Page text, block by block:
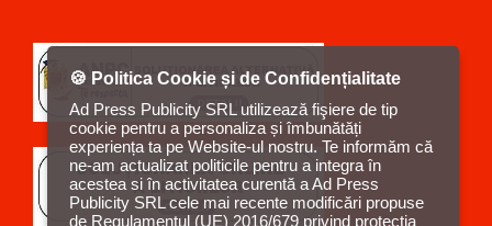
🍪 Politica Cookie și de Confidențialitate
Ad Press Publicity SRL utilizează fişiere de tip
cookie pentru a personaliza și îmbunătăți
experiența ta pe Website-ul nostru. Te informăm că
ne-am actualizat politicile pentru a integra în
acestea si în activitatea curentă a Ad Press
Publicity SRL cele mai recente modificări propuse
de Regulamentul (UE) 2016/679 privind protecția